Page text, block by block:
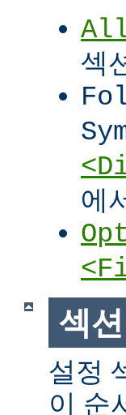
섹
에
섹
설정
이 순